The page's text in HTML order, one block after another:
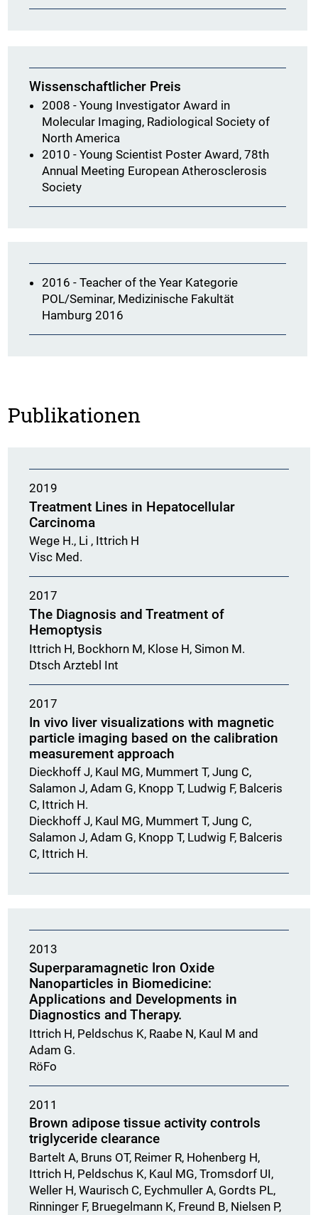
Wissenschaftlicher Preis
2008 - Young Investigator Award in
Molecular Imaging, Radiological Society of
North America
2010 - Young Scientist Poster Award, 78th
Annual Meeting European Atherosclerosis
Society
2016 - Teacher of the Year Kategorie
POL/Seminar, Medizinische Fakultät
Hamburg 2016
Publikationen
2019
Treatment Lines in Hepatocellular
Carcinoma
Wege H., Li , Ittrich H
Visc Med.
2017
The Diagnosis and Treatment of
Hemoptysis
Ittrich H, Bockhorn M, Klose H, Simon M.
Dtsch Arztebl Int
2017
In vivo liver visualizations with magnetic
particle imaging based on the calibration
measurement approach
Dieckhoff J, Kaul MG, Mummert T, Jung C,
Salamon J, Adam G, Knopp T, Ludwig F, Balceris
C, Ittrich H.
Dieckhoff J, Kaul MG, Mummert T, Jung C,
Salamon J, Adam G, Knopp T, Ludwig F, Balceris
C, Ittrich H.
2013
Superparamagnetic Iron Oxide
Nanoparticles in Biomedicine:
Applications and Developments in
Diagnostics and Therapy.
Ittrich H, Peldschus K, Raabe N, Kaul M and
Adam G.
RöFo
2011
Brown adipose tissue activity controls
triglyceride clearance
Bartelt A, Bruns OT, Reimer R, Hohenberg H,
Ittrich H, Peldschus K, Kaul MG, Tromsdorf UI,
Weller H, Waurisch C, Eychmuller A, Gordts PL,
Rinninger F, Bruegelmann K, Freund B, Nielsen P,